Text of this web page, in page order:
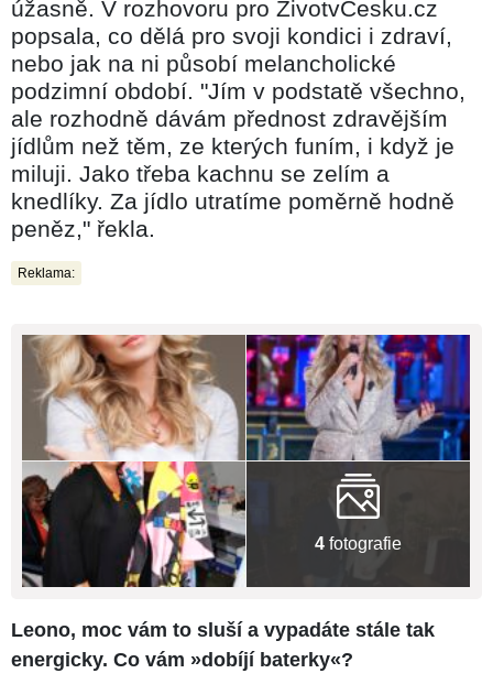
úžasně. V rozhovoru pro ŽivotvČesku.cz
popsala, co dělá pro svoji kondici i zdraví,
nebo jak na ni působí melancholické
podzimní období. "Jím v podstatě všechno,
ale rozhodně dávám přednost zdravějším
jídlům než těm, ze kterých funím, i když je
miluji. Jako třeba kachnu se zelím a
knedlíky. Za jídlo utratíme poměrně hodně
peněz," řekla.
Reklama:
4 fotografie
Leono, moc vám to sluší a vypadáte stále tak
energicky. Co vám »dobíjí baterky«?